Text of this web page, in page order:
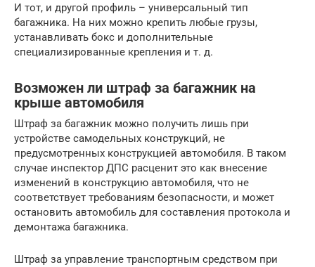
И тот, и другой профиль – универсальный тип
багажника. На них можно крепить любые грузы,
устанавливать бокс и дополнительные
специализированные крепления и т. д.
Возможен ли штраф за багажник на
крыше автомобиля
Штраф за багажник можно получить лишь при
устройстве самодельных конструкций, не
предусмотренных конструкцией автомобиля. В таком
случае инспектор ДПС расценит это как внесение
изменений в конструкцию автомобиля, что не
соответствует требованиям безопасности, и может
остановить автомобиль для составления протокола и
демонтажа багажника.
Штраф за управление транспортным средством при